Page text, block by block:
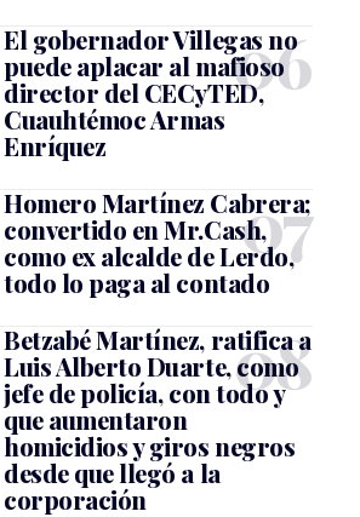
El gobernador Villegas no
puede aplacar al mafioso
director del CECyTED,
Cuauhtémoc Armas
Enríquez
Homero Martínez Cabrera;
convertido en Mr.Cash,
como ex alcalde de Lerdo,
todo lo paga al contado
Betzabé Martínez, ratifica a
Luis Alberto Duarte, como
jefe de policía, con todo y
que aumentaron
homicidios y giros negros
desde que llegó a la
corporación